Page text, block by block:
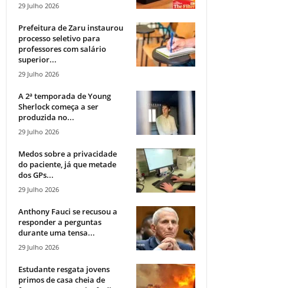
29 Julho 2026
Prefeitura de Zaru instaurou
processo seletivo para
professores com salário
superior...
29 Julho 2026
A 2ª temporada de Young
Sherlock começa a ser
produzida no...
29 Julho 2026
Medos sobre a privacidade
do paciente, já que metade
dos GPs...
29 Julho 2026
Anthony Fauci se recusou a
responder a perguntas
durante uma tensa...
29 Julho 2026
Estudante resgata jovens
primos de casa cheia de